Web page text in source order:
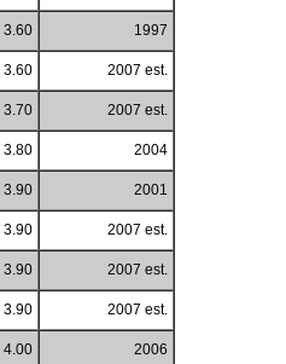
3.60 1997
3.60 2007 est.
3.70 2007 est.
3.80 2004
3.90 2001
3.90 2007 est.
3.90 2007 est.
3.90 2007 est.
4.00 2006